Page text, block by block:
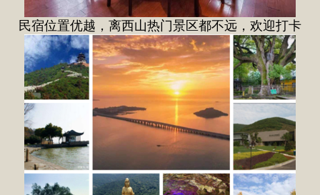
民宿位置优越，离西山热门景区都不远，欢迎打卡